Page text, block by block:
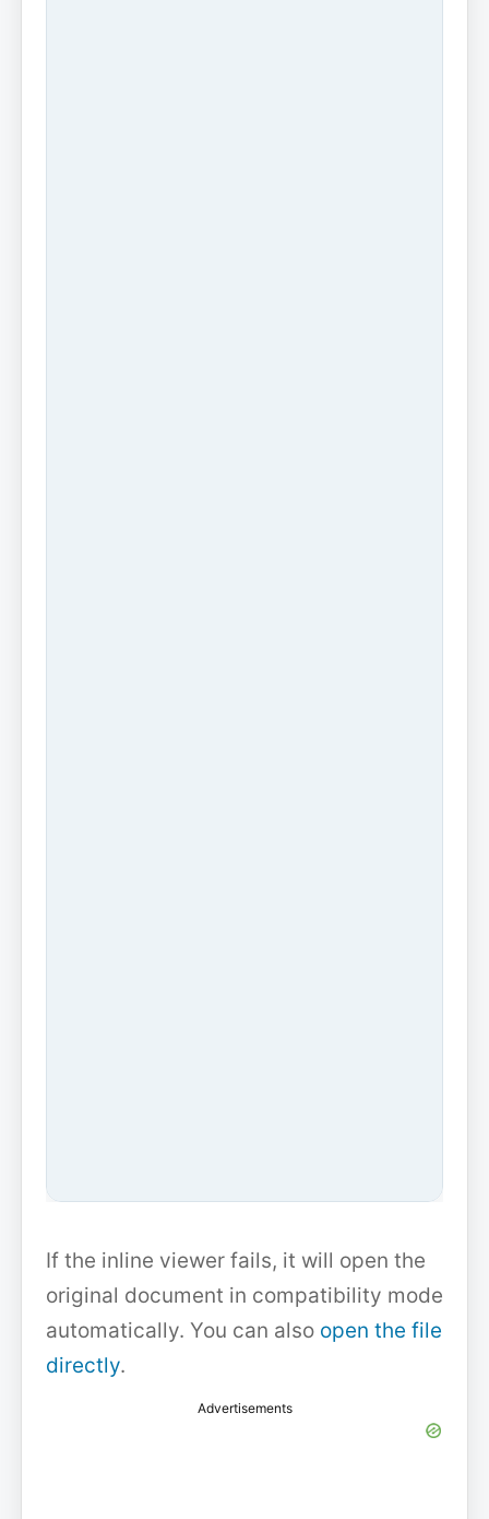
If the inline viewer fails, it will open the
original document in compatibility mode
automatically. You can also open the file
directly.
Advertisements